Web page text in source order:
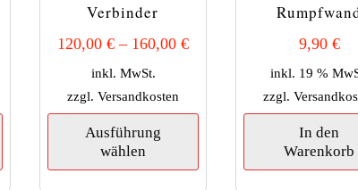
Dieses
mehrere
Verbinder
120,00€ – 160,00€
inkl. MwSt.
zzgl.Versandkosten
Ausführung
wählen
Dieses
mehrere
9,90 €
inkl. 19 %
zzgl.
In den
Warenkorb